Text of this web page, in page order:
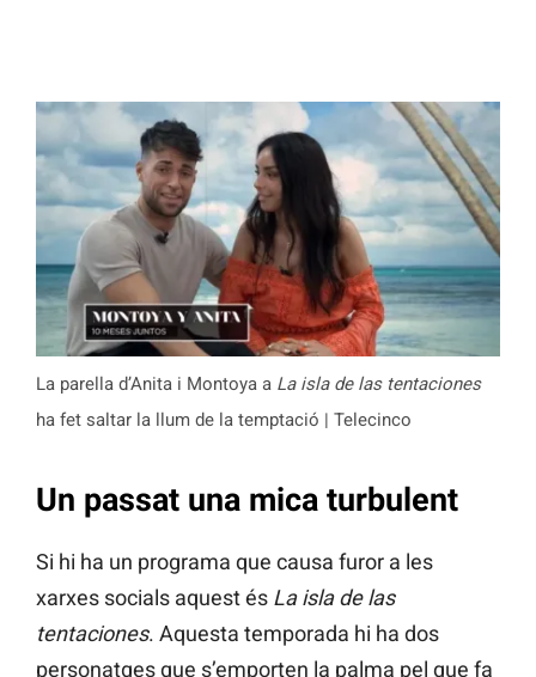
La parella d’Anita i Montoya a La isla de las tentaciones
ha fet saltar la llum de la temptació | Telecinco
Un passat una mica turbulent
Si hi ha un programa que causa furor a les
xarxes socials aquest és La isla de las
tentaciones. Aquesta temporada hi ha dos
personatges que s’emporten la palma pel que fa